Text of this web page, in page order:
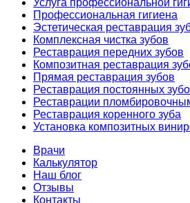
Услуга профессиональной
Профессиональная гигиена
Эстетическая реставрация
Комплексная чистка зубов
Реставрация передних зубов
Композитная реставрация
Прямая реставрация зубов
Реставрация постоянных
Реставрации
Реставрация коренного зуба
Установка композитных
Врачи
Калькулятор
Наш блог
Отзывы
Контакты